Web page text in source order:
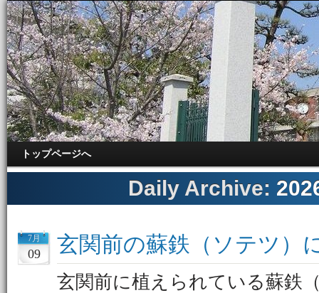
トップページへ
Daily Archive:
7月
09 玄関前の蘇鉄（ソテツ）
玄関前に植えられている蘇鉄